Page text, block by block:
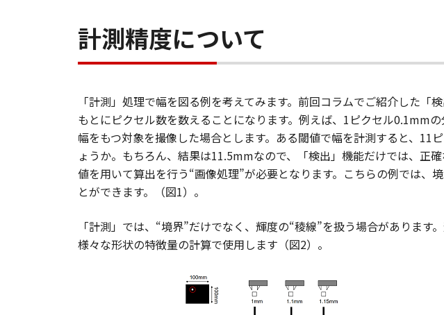
計測精度について
「計測」処理で幅を図る例を考えてみます。前回コラムでご紹介した
もとにピクセル数を数えることになります。例えば、1ピクセル0.1mm
幅をもつ対象を撮像した場合とします。ある閾値で幅を計測すると、
ょうか。もちろん、結果は11.5mmなので、「検出」機能だけでは、正
値を用いて算出を行う“画像処理”が必要となります。こちらの例では
とができます。（図1）。
「計測」では、“境界”だけでなく、輝度の“稜線”を扱う場合がありま
様々な形状の特徴量の計算で使用します（図2）。